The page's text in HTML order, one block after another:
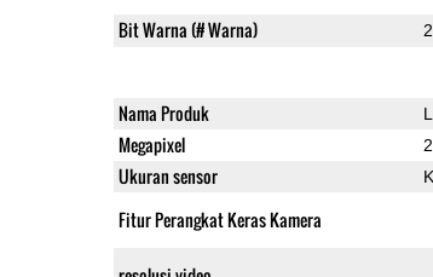
Bit Warna (# Warna)
Nama Produk
Megapixel
Ukuran sensor
Fitur Perangkat Keras Kamera